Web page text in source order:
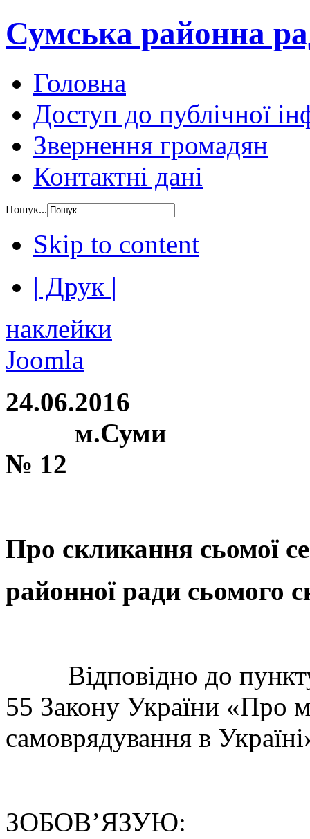
Сумська районна
Головна
Доступ до публічної
Звернення громадян
Контактні дані
Пошук...
Skip to content
| Друк |
наклейки
Joomla
№ 12
Про скликання сьомої
районної ради сьомого
Відповідно до пункту
55 Закону України «Про
самоврядування в
ЗОБОВ’ЯЗУЮ: